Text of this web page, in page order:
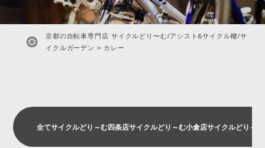
京都の自転車専門店 サイクルどり〜む/アシスト&サイクル轍/サ
イクルガーデン > カレー
全てサイクルどり～む四条店サイクルどり～む小倉店サイクルどり～